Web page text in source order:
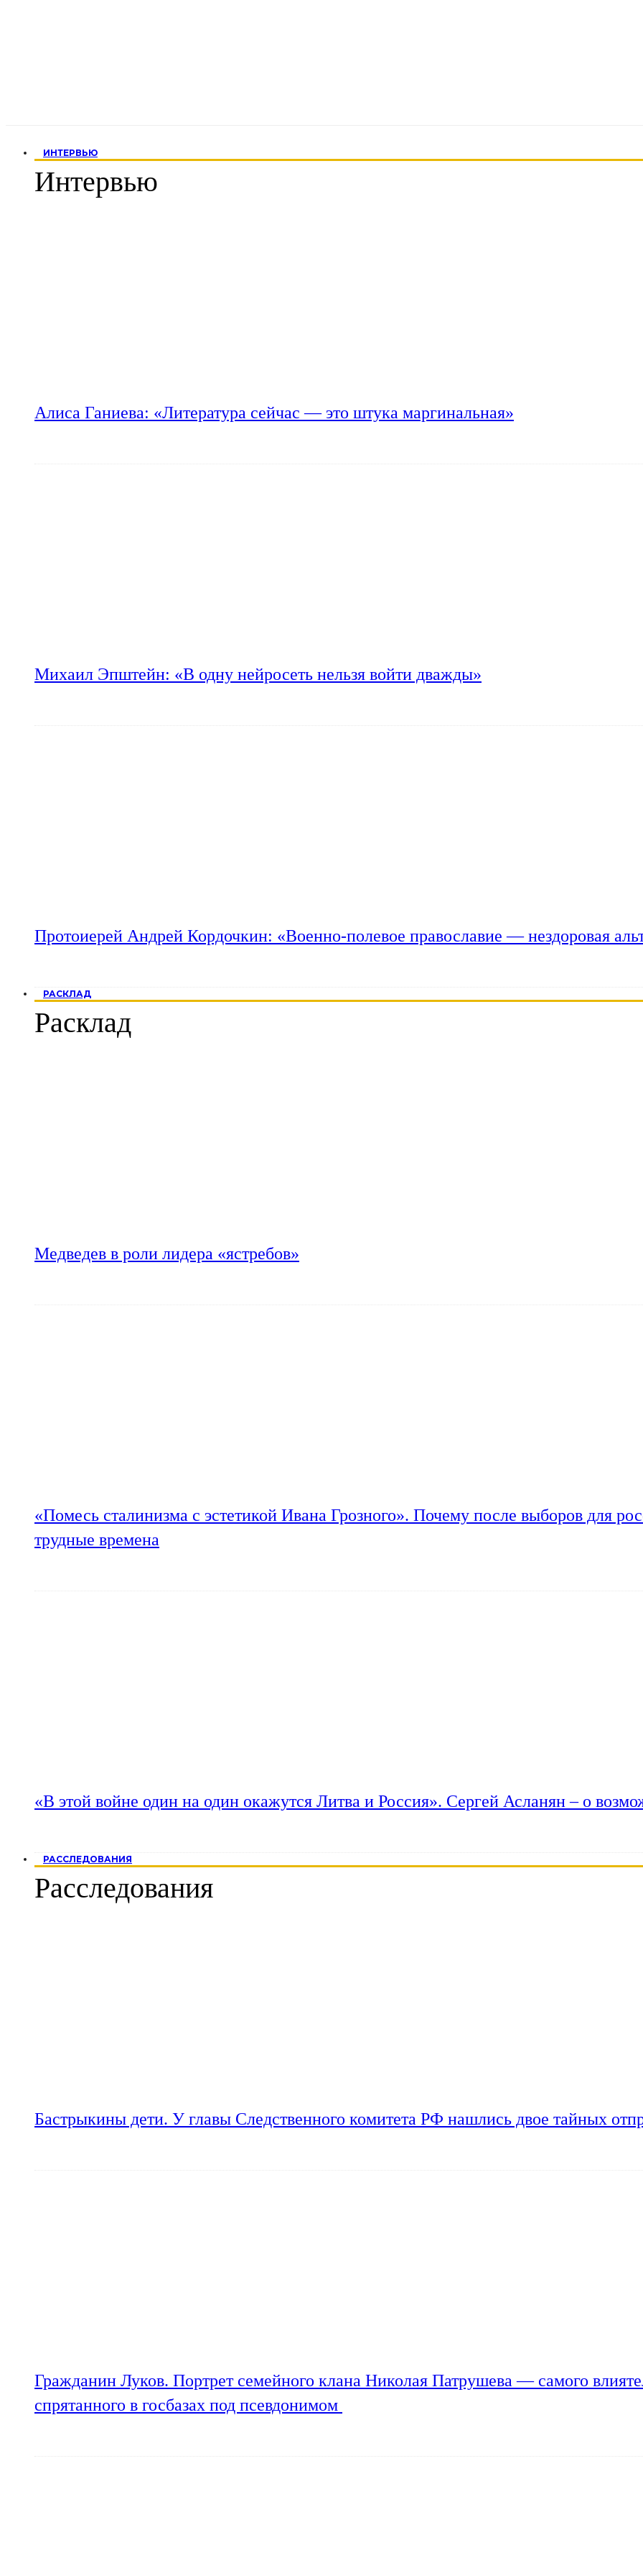
ИНТЕРВЬЮ
Интервью
Алиса Ганиева: «Литература сейчас — это штука маргинальная»
Михаил Эпштейн: «В одну нейросеть нельзя войти дважды»
Протоиерей Андрей Кордочкин: «Военно-полевое православие — нездоровая
РАСКЛАД
Расклад
Медведев в роли лидера «ястребов»
«Помесь сталинизма с эстетикой Ивана Грозного». Почему после выборов для
трудные времена
«В этой войне один на один окажутся Литва и Россия». Сергей Асланян – о
РАССЛЕДОВАНИЯ
Расследования
Бастрыкины дети. У главы Следственного комитета РФ нашлись двое тайных
Гражданин Луков. Портрет семейного клана Николая Патрушева — самого
спрятанного в госбазах под псевдонимом